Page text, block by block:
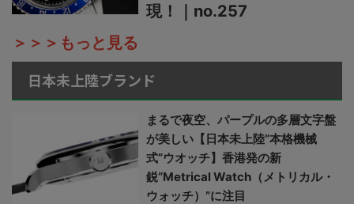
現！｜no.257
＞＞＞もっと見る
日本未上陸ブランド
まるで夜空、パープルの多層文字盤
が美しい【日本未上陸“本格機械
式”ウオッチ】香港発の新
鋭“Metrical Watch（メトリカル・
ウォッチ）”に注目